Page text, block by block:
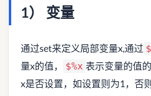
1） 变量
通过set来定义局部变量x,通过
量x的值，
$%x 表示变量的值
x是否设置，如设置则为1，否则